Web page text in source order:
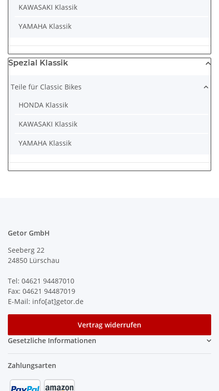
KAWASAKI Klassik
YAMAHA Klassik
Spezial Klassik
Teile für Classic Bikes
HONDA Klassik
KAWASAKI Klassik
YAMAHA Klassik
Getor GmbH
Seeberg 22
24850 Lürschau
Tel: 04621 94487010
Fax: 04621 94487019
E-Mail: info[at]getor.de
Vertrag widerrufen
Gesetzliche Informationen
Zahlungsarten